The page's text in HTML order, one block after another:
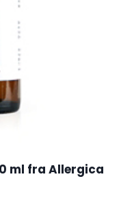
ml fra Allergica